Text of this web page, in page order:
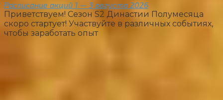
Расписание акций 1 — 3 августа 2026
Приветствуем! Сезон S2 Династии Полумесяца
скоро стартует! Участвуйте в различных событиях,
чтобы заработать опыт